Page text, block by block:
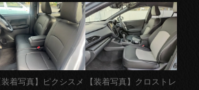
装着写真】ピクシスメ
【装着写真】クロストレ